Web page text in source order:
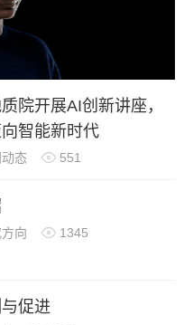
院开展AI创新讲座，
智能新时代
态  551
向  1345
促进